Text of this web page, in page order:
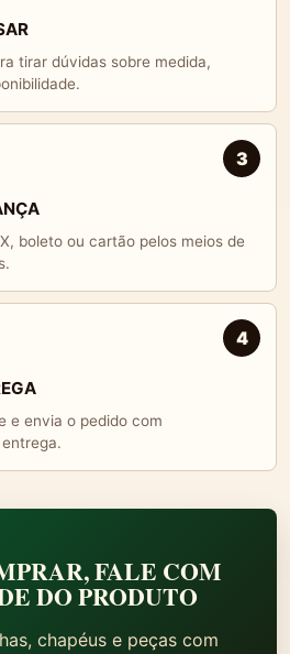
tirar dúvidas sobre medida,
3
boleto ou cartão pelos meios de
4
e envia o pedido com
FALE COM
DO PRODUTO
chapéus e peças com